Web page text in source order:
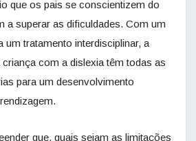
que os pais se conscientizem do
a superar as dificuldades. Com um
um tratamento interdisciplinar, a
com a dislexia têm todas as
para um desenvolvimento
que, quais sejam as limitações